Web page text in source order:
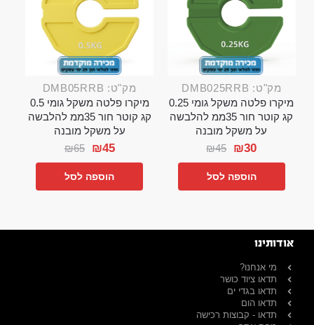
מק"ט: DMB025RRB
מיקרו פלטה משקל גומי 0.25
קג קוטר חור 35ממ להלבשה
על משקל מובנה
₪45 ₪30
הוספה לסל
מק"ט: DMB05RRB
מיקרו פלטה משקל גומי 0.5
קג קוטר חור 35ממ להלבשה
על משקל מובנה
₪65 ₪45
הוספה לסל
אודותינו
מי אנחנו?
תדאו ציוד כושר
תדאו בגדי ים
תדאו הום
תדאו - קבוצות רכישה